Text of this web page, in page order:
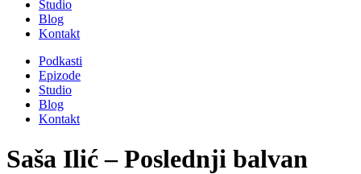
Studio
Blog
Kontakt
Podkasti
Epizode
Studio
Blog
Kontakt
Saša Ilić – Poslednji balvan